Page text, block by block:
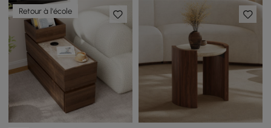
Retour à l'école